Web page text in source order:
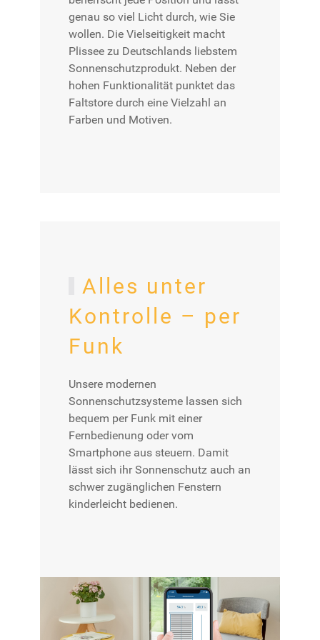
genau so viel Licht durch, wie Sie
wollen. Die Vielseitigkeit macht
Plissee zu Deutschlands liebstem
Sonnenschutzprodukt. Neben der
hohen Funktionalität punktet das
Faltstore durch eine Vielzahl an
Farben und Motiven.
Alles unter
Kontrolle – per
Funk
Unsere modernen
Sonnenschutzsysteme lassen sich
bequem per Funk mit einer
Fernbedienung oder vom
Smartphone aus steuern. Damit
lässt sich ihr Sonnenschutz auch an
schwer zugänglichen Fenstern
kinderleicht bedienen.